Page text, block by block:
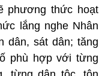
phương thức hoạt
lắng nghe Nhân
dân, sát dân; tăng
phù hợp với từng